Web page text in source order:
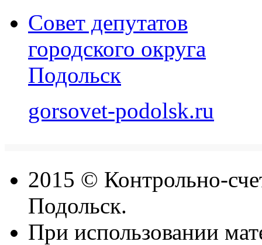
Совет депутатов
городского округа
Подольск
gorsovet-podolsk.ru
2015 © Контрольно-
Подольск.
При использовании